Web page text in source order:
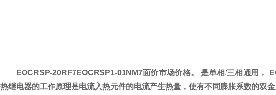
EOCRSP-20RF7EOCRSP1-01NM7面价市场价格。
是单相/三相通用，
热继电器的工作原理是电流入热元件的电流产生热量，使有不同膨胀系数的双